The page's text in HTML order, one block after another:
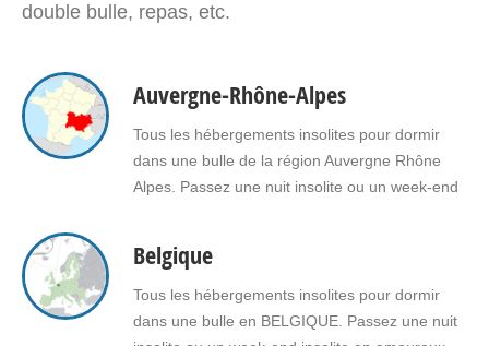
double bulle, repas, etc.
Auvergne-Rhône-Alpes
Tous les hébergements insolites pour dormir
dans une bulle de la région Auvergne Rhône
Alpes. Passez une nuit insolite ou un week-end
séjour insolite avec jacuzzi, spa, sauna dans
une bulle en Auvergne Rhône Alpes pour vous
ou pour…
Belgique
Tous les hébergements insolites pour dormir
dans une bulle en BELGIQUE. Passez une nuit